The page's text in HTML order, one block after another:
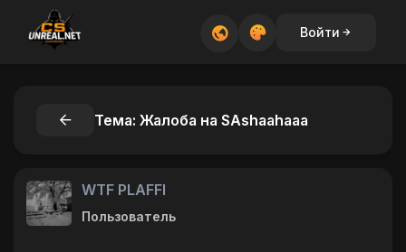
Войти
Тема: Жалоба на SAshaahaaa
WTF PLAFFI
Пользователь